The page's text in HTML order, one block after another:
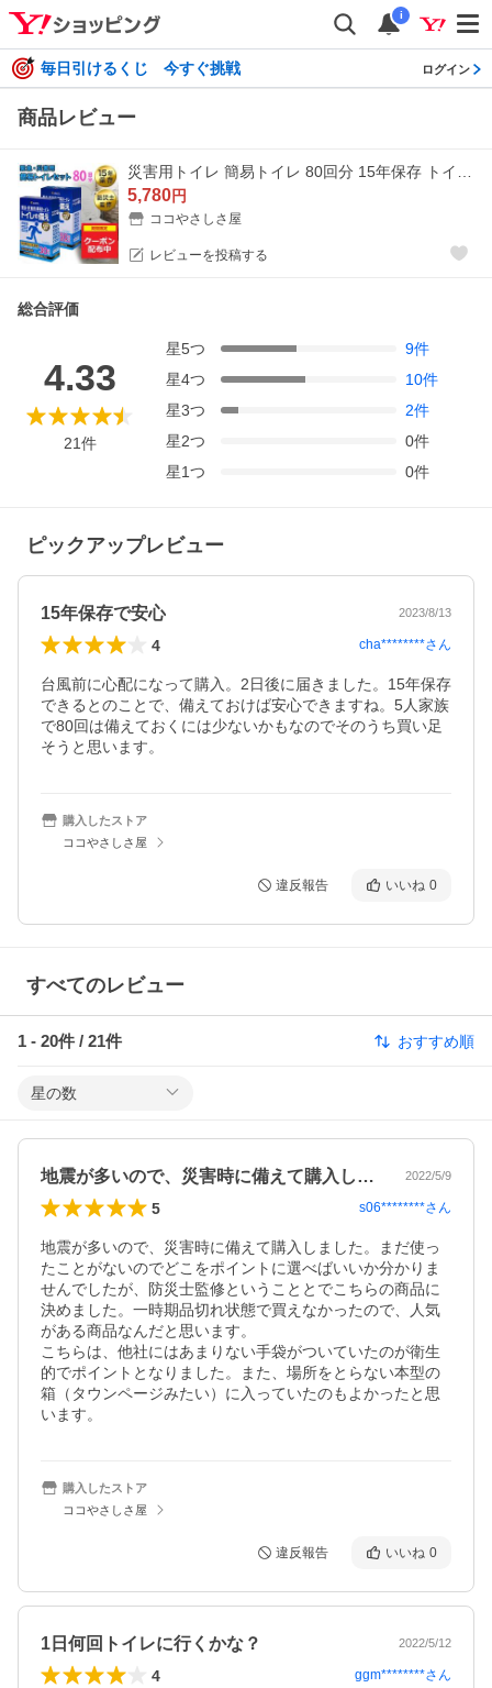
i
毎日引けるくじ 今すぐ挑戦 ログイン
商品レビュー
5,780円
ココやさしさ屋
レビューを投稿する
総合評価
4.33
21件
星5つ 9件
星4つ 10件
星3つ 2件
星2つ 0件
星1つ 0件
ピックアップレビュー
15年保存で安心 2023/8/13
4 cha********さん
台風前に心配になって購入。2日後に届きました。15年保存
できるとのことで、備えておけば安心できますね。5人家族
で80回は備えておくには少ないかもなのでそのうち買い足
そうと思います。
購入したストア
ココやさしさ屋
違反報告 いいね 0
すべてのレビュー
1 - 20件 / 21件 おすすめ順
星の数
地震が多いので、災害時に備えて購入しま… 2022/5/9
5 s06********さん
地震が多いので、災害時に備えて購入しました。まだ使っ
たことがないのでどこをポイントに選べばいいか分かりま
せんでしたが、防災士監修ということとでこちらの商品に
決めました。一時期品切れ状態で買えなかったので、人気
がある商品なんだと思います。
こちらは、他社にはあまりない手袋がついていたのが衛生
的でポイントとなりました。また、場所をとらない本型の
箱（タウンページみたい）に入っていたのもよかったと思
います。
購入したストア
ココやさしさ屋
違反報告 いいね 0
1日何回トイレに行くかな？ 2022/5/12
4 ggm********さん